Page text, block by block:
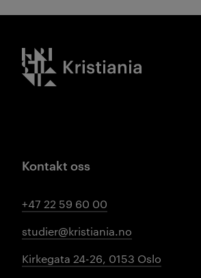
Kristiania logo
Kontakt oss
+47 22 59 60 00
studier@kristiania.no
Kirkegata 24-26, 0153 Oslo